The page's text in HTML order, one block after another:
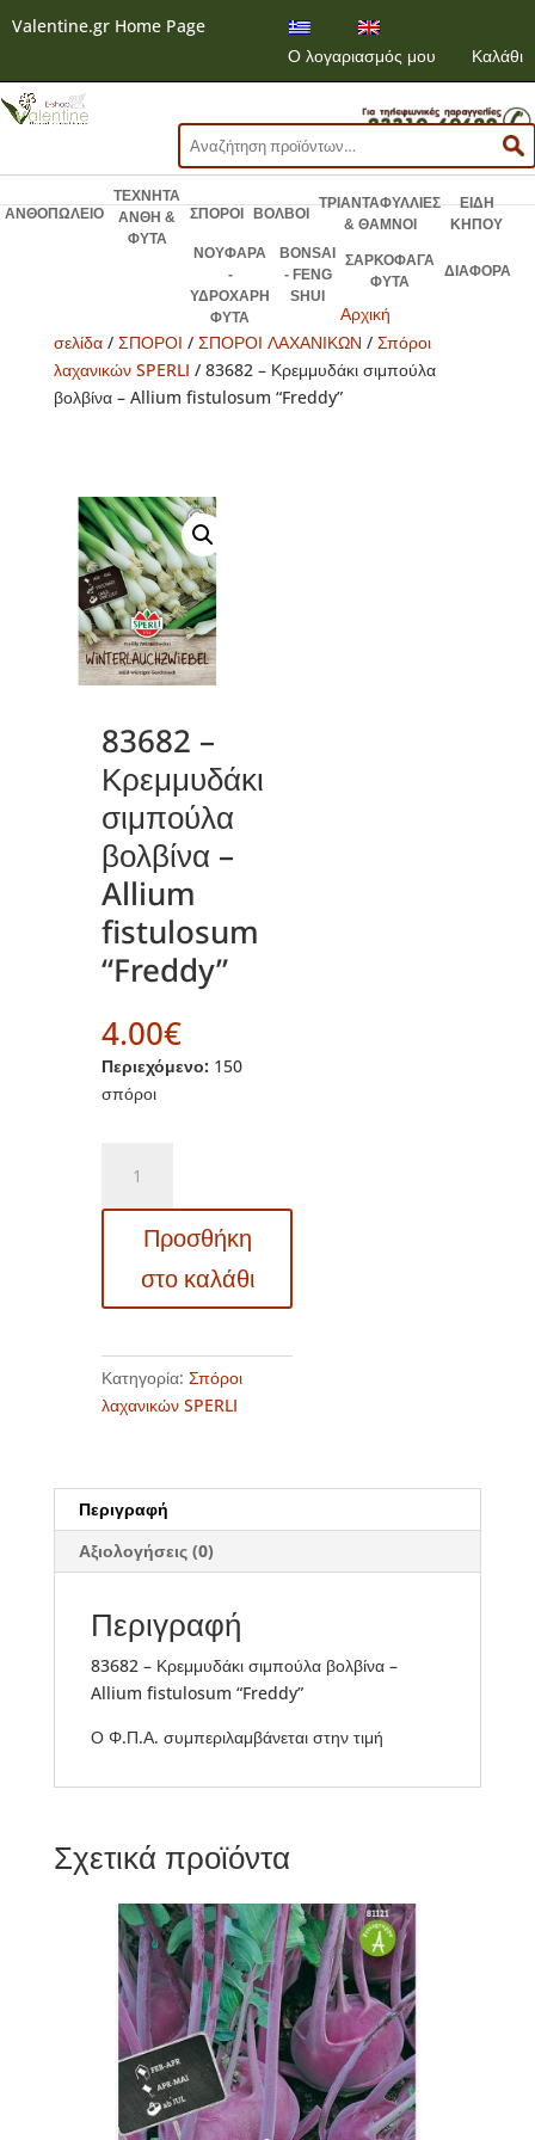
Valentine.gr Home Page
Ο λογαριασμός μου
Καλάθι
Αναζήτηση
για:
ΑΝΘΟΠΩΛΕΙΟ
ΤΕΧΝΗΤΑ
ΑΝΘΗ &
ΦΥΤΑ
ΣΠΟΡΟΙ ΒΟΛΒΟΙ
ΤΡΙΑΝΤΑΦΥΛΛΙΕΣ
& ΘΑΜΝΟΙ
ΕΙΔΗ
ΚΗΠΟΥ
ΝΟΥΦΑΡΑ
-
ΥΔΡΟΧΑΡΗ
ΦΥΤΑ
BONSAI
- FENG
SHUI
ΣΑΡΚΟΦΑΓΑ
ΦΥΤΑ
ΔΙΑΦΟΡΑ
Αρχική
σελίδα/ ΣΠΟΡΟΙ / ΣΠΟΡΟΙ ΛΑΧΑΝΙΚΩΝ / Σπόροι
λαχανικών SPERLI / 83682 – Κρεμμυδάκι σιμπούλα
βολβίνα – Allium fistulosum “Freddy”
83682 –
Κρεμμυδάκι
σιμπούλα
βολβίνα –
Allium
fistulosum
“Freddy”
4.00€
Περιεχόμενο: 150
σπόροι
Κρεμμυδάκι
σιμπούλα
"Freddy"
ποσότητα
Προσθήκη
στο καλάθι
Κατηγορία: Σπόροι
λαχανικών SPERLI
Περιγραφή
Αξιολογήσεις (0)
Περιγραφή
83682 – Κρεμμυδάκι σιμπούλα βολβίνα –
Allium fistulosum “Freddy”
Ο Φ.Π.Α. συμπεριλαμβάνεται στην τιμή
Σχετικά προϊόντα